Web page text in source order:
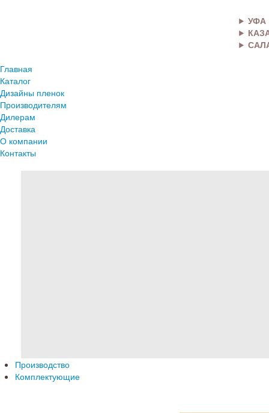
УФА
Главная
Каталог
Дизайны пленок
Производителям
Дилерам
Доставка
О компании
Контакты
Производство
Комплектующие